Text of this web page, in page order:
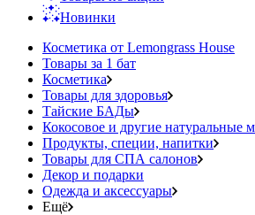
Новинки
Косметика от Lemongrass House
Товары за 1 бат
Косметика
Товары для здоровья
Тайские БАДы
Кокосовое и другие натуральные
Продукты, специи, напитки
Товары для СПА салонов
Декор и подарки
Одежда и аксессуары
Ещё